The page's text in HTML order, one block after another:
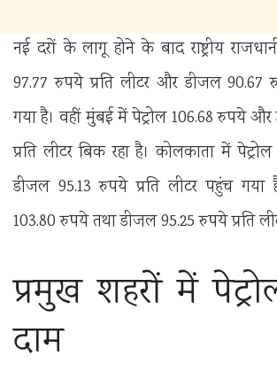
नई दरों के लागू होने के बाद राष्ट्रीय
97.77 रुपये प्रति लीटर और डीजल 90.67
गया है। वहीं मुंबई में पेट्रोल 106.68 रुपये
प्रति लीटर बिक रहा है। कोलकाता में
डीजल 95.13 रुपये प्रति लीटर पहुंच गया
103.80 रुपये तथा डीजल 95.25 रुपये प्रति
प्रमुख शहरों में
दाम